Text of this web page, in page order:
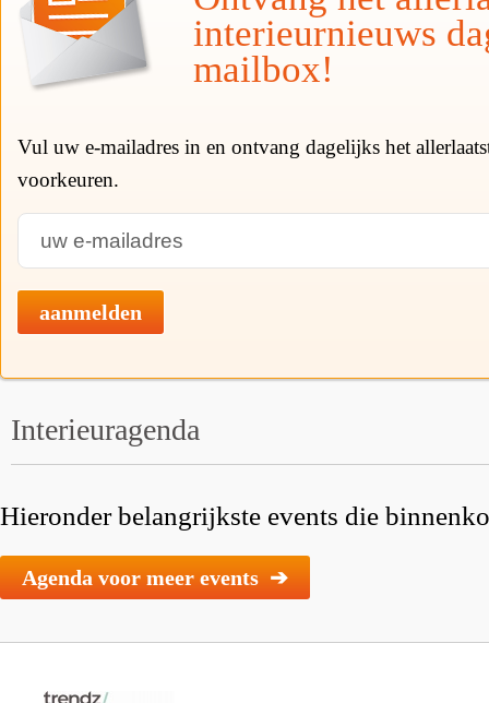
interieurnieuws
mailbox!
Vul uw e-mailadres in en ontvang dagelijks het
voorkeuren.
aanmelden
Interieuragenda
Hieronder belangrijkste events die
Agenda voor meer events ➔